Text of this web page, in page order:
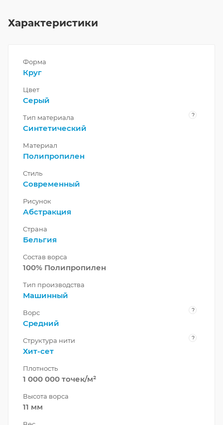
Характеристики
Форма
Круг
Цвет
Серый
Тип материала ?
Синтетический
Материал
Полипропилен
Стиль
Современный
Рисунок
Абстракция
Страна
Бельгия
Состав ворса
100% Полипропилен
Тип производства
Машинный
Ворс ?
Средний
Структура нити ?
Хит-сет
Плотность
1 000 000 точек/м²
Высота ворса
11 мм